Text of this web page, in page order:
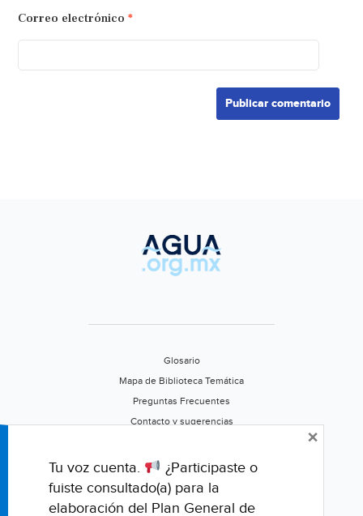
Correo electrónico *
Glosario
Mapa de Biblioteca Temática
Preguntas Frecuentes
Contacto y sugerencias
Califica este portal
Tu voz cuenta.
¿Participaste o
fuiste consultado(a) para la
elaboración del Plan General de
×